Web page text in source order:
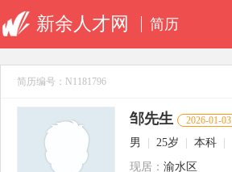
新余人才网 简历
简历编号：N1181796
邹先生 2026-01-03
男 25岁 本科
现居： 渝水区